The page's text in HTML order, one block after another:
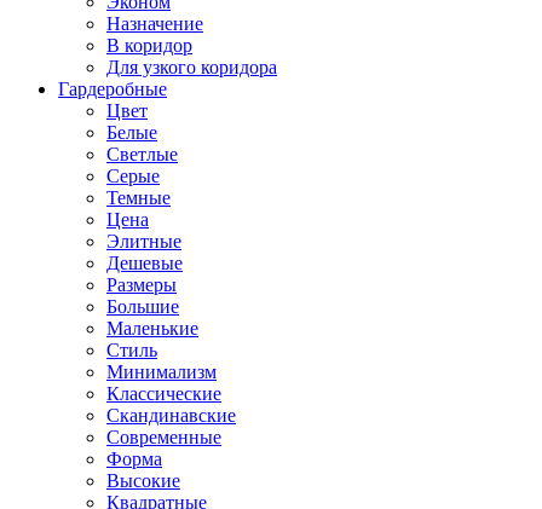
Назначение
В коридор
Для узкого коридора
Гардеробные
Цвет
Белые
Светлые
Серые
Темные
Цена
Элитные
Дешевые
Размеры
Большие
Маленькие
Стиль
Минимализм
Классические
Скандинавские
Современные
Форма
Высокие
Квадратные